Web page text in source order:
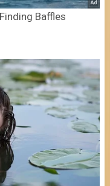
Baffles